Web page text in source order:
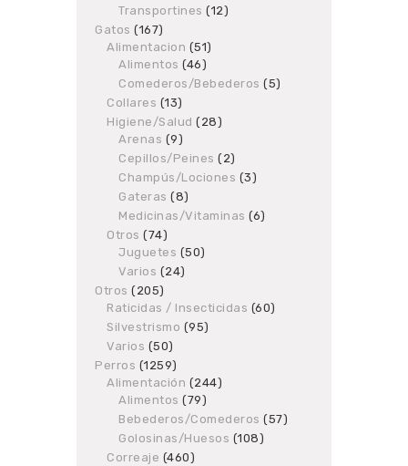
products
Transportines 1212
Gatos 167167
products
Alimentacion 5151
Alimentos 4646
products
Comederos/Bebederos 55
Collares 1313
products
Higiene/Salud 2828
Arenas 99
products
Cepillos/Peines 22
products
Champús/Lociones 33
Gateras 88
products
Medicinas/Vitaminas 66
Otros 7474
products
Juguetes 5050
Varios 2424
Otros 205205
products
Raticidas / Insecticidas 6060
Silvestrismo 9595
Varios 5050
products
Perros 12591259
products
Alimentación 244244
Alimentos 7979
products
Bebederos/Comederos 5757
Golosinas/Huesos 108108
Correaje 460460